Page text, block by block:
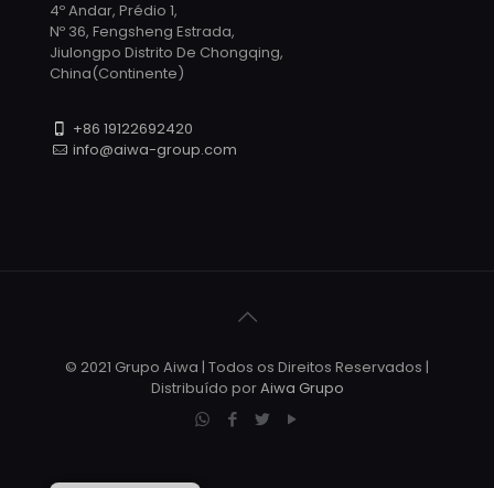
4º Andar, Prédio 1,
Nº 36, Fengsheng Estrada,
Jiulongpo Distrito De Chongqing,
China(Continente)
+86 19122692420
info@aiwa-group.com
© 2021 Grupo Aiwa | Todos os Direitos Reservados |
Distribuído porAiwa Grupo